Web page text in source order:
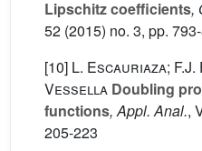
Lipschitz coefficients,
52 (2015) no. 3, pp.
[10] L. Escauriaza;
Vessella Doubling
functions, Appl. Anal.,
205-223